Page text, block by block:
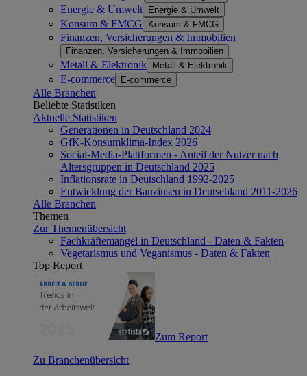
Energie & Umwelt Energie & Umwelt
Konsum & FMCG Konsum & FMCG
Finanzen, Versicherungen & Immobilien
Finanzen, Versicherungen & Immobilien
Metall & Elektronik Metall & Elektronik
E-commerce E-commerce
Alle Branchen
Beliebte Statistiken
Aktuelle Statistiken
Generationen in Deutschland 2024
GfK-Konsumklima-Index 2026
Social-Media-Plattformen - Anteil der Nutzer nach
Altersgruppen in Deutschland 2025
Inflationsrate in Deutschland 1992-2025
Entwicklung der Bauzinsen in Deutschland 2011-2026
Alle Branchen
Themen
Zur Themenübersicht
Fachkräftemangel in Deutschland - Daten & Fakten
Vegetarismus und Veganismus - Daten & Fakten
Top Report
Zum Report
Zu Branchenübersicht